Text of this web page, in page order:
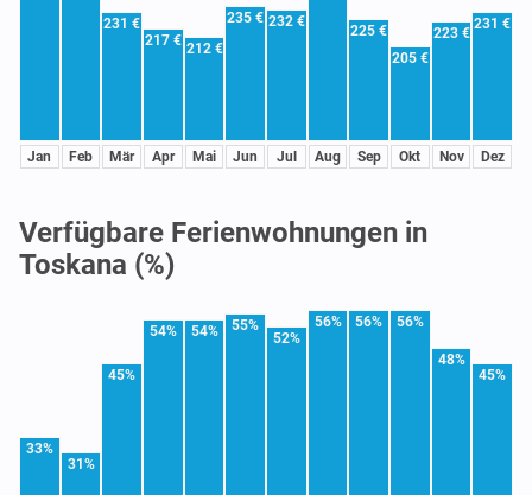
Jan Feb
231 €
Mär
217 €
Apr
212 €
Mai
235 €
Jun
232 €
Jul Aug
225 €
Sep
205 €
Okt
223 €
Nov
231 €
Dez
Verfügbare Ferienwohnungen in
Toskana (%)
33%
31%
45%
54% 54% 55%
52%
56% 56% 56%
48%
45%